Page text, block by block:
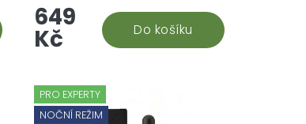
649
Kč Do košíku
stravy, který vám efektivně
pomůže. Snadná aplikace a...
PRO EXPERTY
NOČNÍ REŽIM